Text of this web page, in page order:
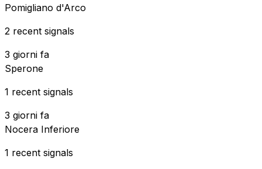
Pomigliano d'Arco
2 recent signals
3 giorni fa
Sperone
1 recent signals
3 giorni fa
Nocera Inferiore
1 recent signals